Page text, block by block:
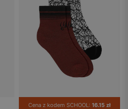
Cena z kodem SCHOOL: 16.15 zł